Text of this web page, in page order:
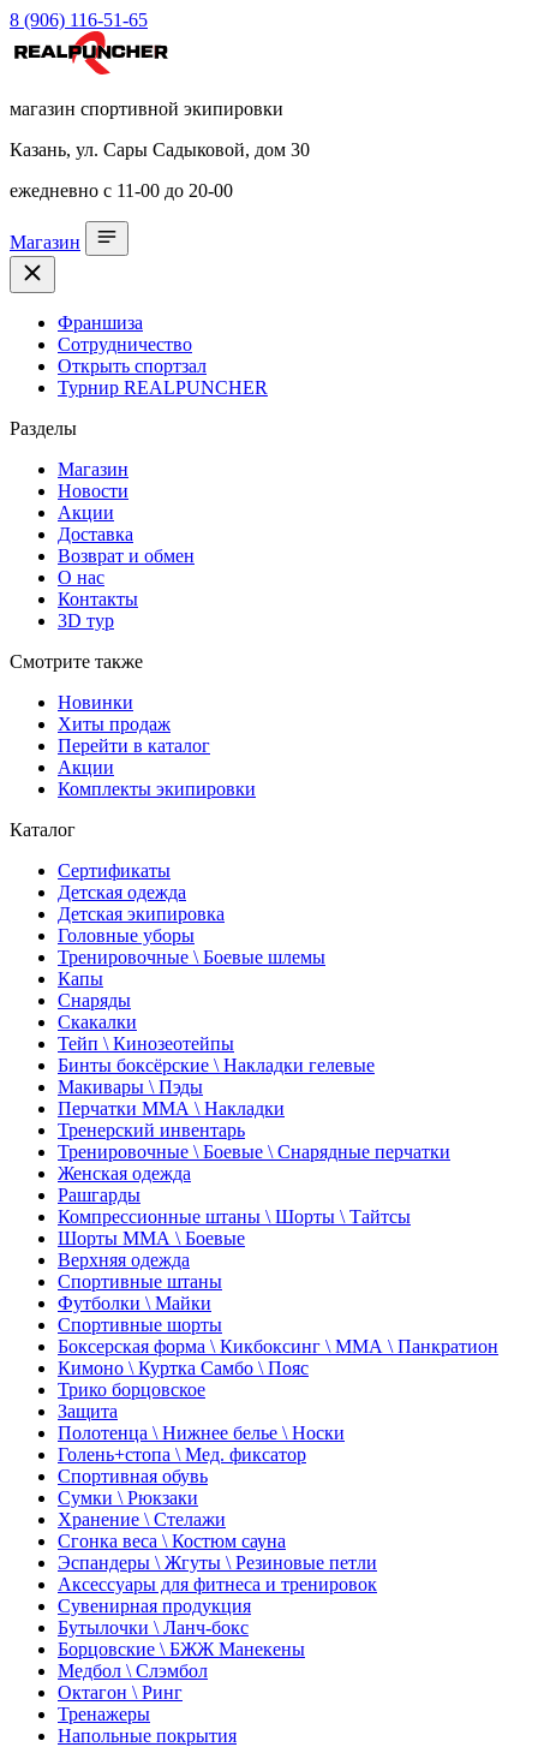
8 (906) 116-51-65
магазин спортивной экипировки
Казань, ул. Сары Садыковой, дом 30
ежедневно с 11-00 до 20-00
Магазин
Франшиза
Сотрудничество
Открыть спортзал
Турнир REALPUNCHER
Разделы
Магазин
Новости
Акции
Доставка
Возврат и обмен
О нас
Контакты
3D тур
Смотрите также
Новинки
Хиты продаж
Перейти в каталог
Акции
Комплекты экипировки
Каталог
Сертификаты
Детская одежда
Детская экипировка
Головные уборы
Тренировочные \ Боевые шлемы
Капы
Снаряды
Скакалки
Тейп \ Кинозеотейпы
Бинты боксёрские \ Накладки гелевые
Макивары \ Пэды
Перчатки ММА \ Накладки
Тренерский инвентарь
Тренировочные \ Боевые \ Снарядные перчатки
Женская одежда
Рашгарды
Компрессионные штаны \ Шорты \ Тайтсы
Шорты ММА \ Боевые
Верхняя одежда
Спортивные штаны
Футболки \ Майки
Спортивные шорты
Боксерская форма \ Кикбоксинг \ ММА \ Панкратион
Кимоно \ Куртка Самбо \ Пояс
Трико борцовское
Защита
Полотенца \ Нижнее белье \ Носки
Голень+стопа \ Мед. фиксатор
Спортивная обувь
Сумки \ Рюкзаки
Хранение \ Стелажи
Сгонка веса \ Костюм сауна
Эспандеры \ Жгуты \ Резиновые петли
Аксессуары для фитнеса и тренировок
Сувенирная продукция
Бутылочки \ Ланч-бокс
Борцовские \ БЖЖ Манекены
Медбол \ Слэмбол
Октагон \ Ринг
Тренажеры
Напольные покрытия